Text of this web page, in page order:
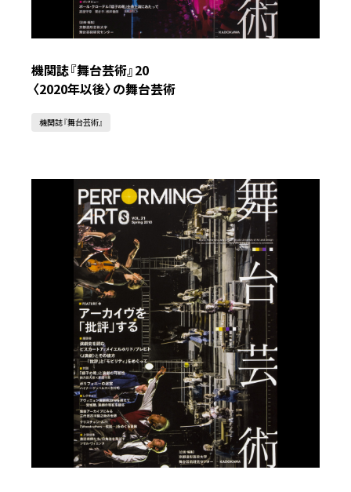
機関誌『舞台芸術』20
〈2020年以後〉の舞台芸術
機関誌『舞台芸術』